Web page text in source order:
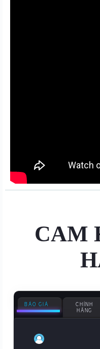
CAM
BÁO GIÁ
CHÍNH
HÃNG